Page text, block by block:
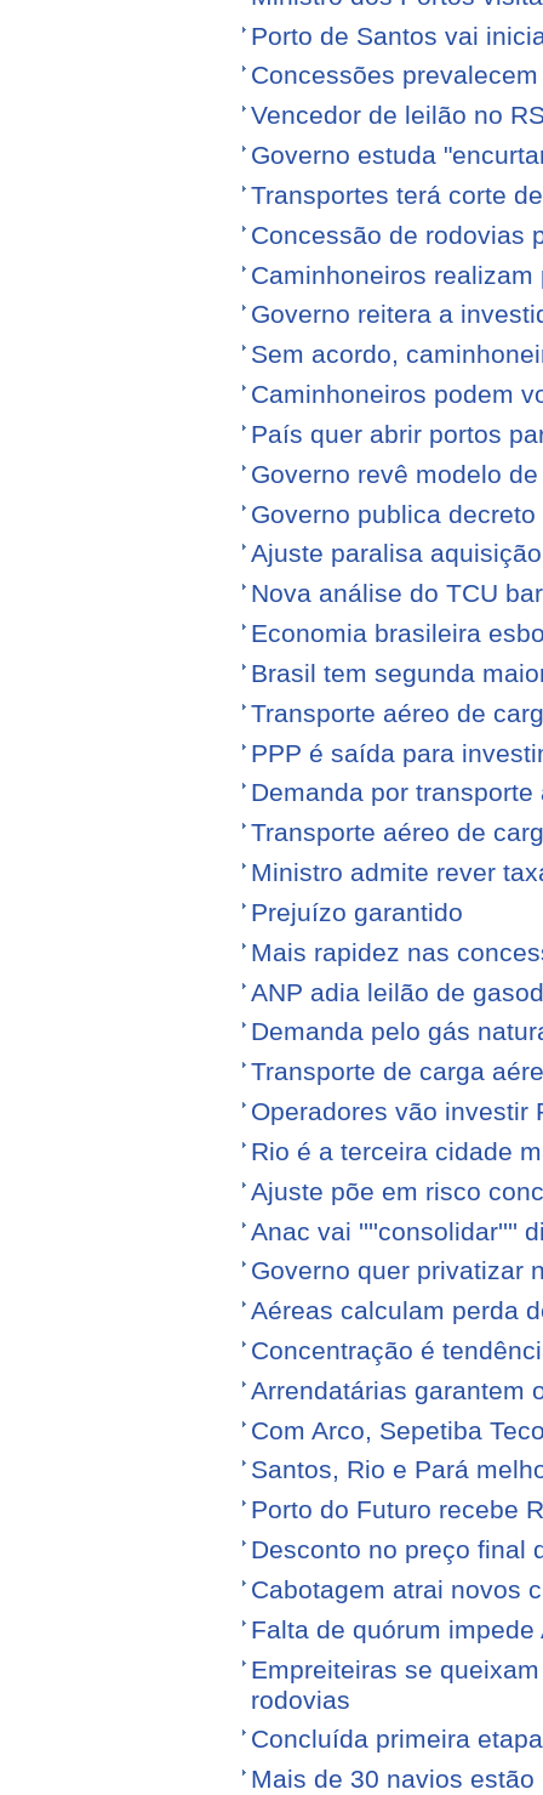
Porto de Santos vai
Concessões
Vencedor de leilão no
Governo estuda
Transportes terá corte
Concessão de rodovias
Caminhoneiros
Governo reitera a
Sem acordo,
Caminhoneiros podem
País quer abrir portos
Governo revê modelo
Governo publica
Ajuste paralisa
Nova análise do TCU
Economia brasileira
Brasil tem segunda
Transporte aéreo de
PPP é saída para
Demanda por
Transporte aéreo de
Ministro admite rever
Prejuízo garantido
Mais rapidez nas
ANP adia leilão de
Demanda pelo gás
Transporte de carga
Operadores vão investir
Rio é a terceira cidade
Ajuste põe em risco
Anac vai ''''consolidar''''
Governo quer privatizar
Aéreas calculam perda
Concentração é
Arrendatárias garantem
Com Arco, Sepetiba
Santos, Rio e Pará
Porto do Futuro recebe
Desconto no preço final
Cabotagem atrai novos
Falta de quórum
Empreiteiras se
rodovias
Concluída primeira
Mais de 30 navios